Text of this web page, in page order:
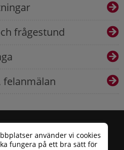
använder vi cookies
fungera på ett bra sätt för
frågestund
felanmälan